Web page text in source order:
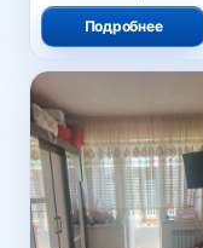
Подробнее